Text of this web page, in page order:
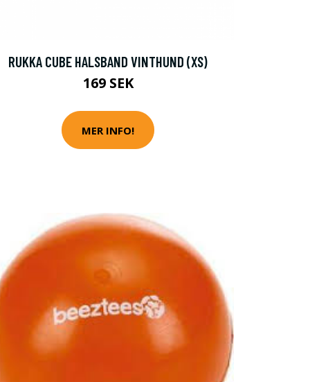
RUKKA CUBE HALSBAND VINTHUND (XS)
169 SEK
MER INFO!